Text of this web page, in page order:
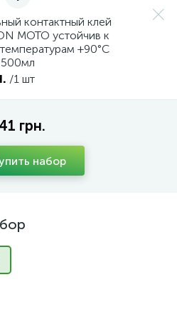
контактный клей
MOTO устойчив к
+90°С
/1 шт
грн.
набор